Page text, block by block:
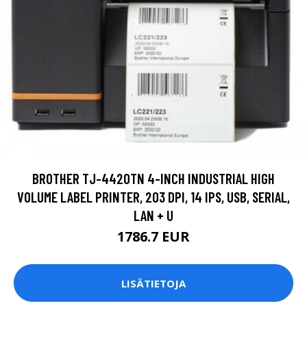
BROTHER TJ-4420TN 4-INCH INDUSTRIAL HIGH
VOLUME LABEL PRINTER, 203 DPI, 14 IPS, USB, SERIAL,
LAN + U
1786.7 EUR
LISÄTIETOJA